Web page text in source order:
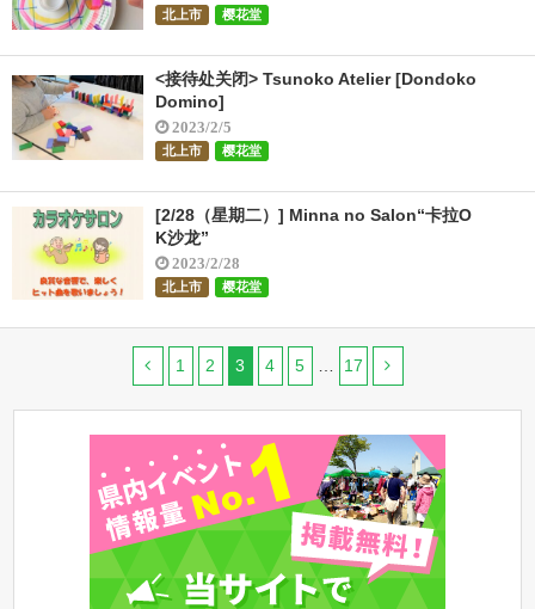
北上市 樱花堂
<接待处关闭> Tsunoko Atelier [Dondoko
Domino]
2023/2/5
北上市 樱花堂
[2/28（星期二）] Minna no Salon“卡拉O
K沙龙”
2023/2/28
北上市 樱花堂
1 2 3 4 5 … 17